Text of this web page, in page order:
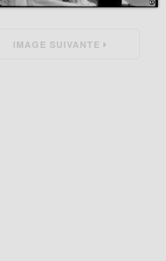
IMAGE SUIVANTE